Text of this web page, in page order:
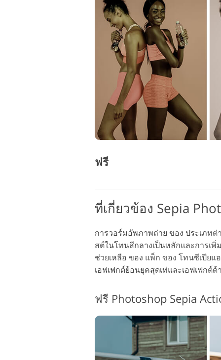
ฟรี
ที่เกี่ยวข้อง Sepia
การวอร์มอัพภาพถ่าย ของ ประเภท
สต์ในโทนสีกลางเป็นหลักและการเ
ช่วยเหลือ ของ แพ็ก ของ โทนซีเปีย
เอฟเฟกต์ย้อนยุคสุดเท่และเอฟเฟกต์
ฟรี Photoshop Sepia